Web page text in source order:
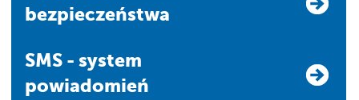
bezpieczeństwa
SMS - system
powiadomień